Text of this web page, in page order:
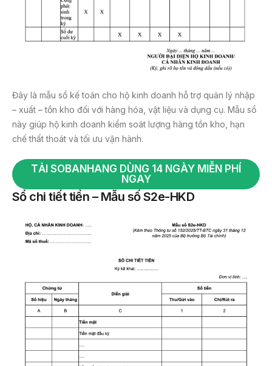
Đây là mẫu sổ kế toán cho hộ kinh doanh hỗ trợ quản lý nhập
– xuất – tồn kho đối với hàng hóa, vật liệu và dụng cụ. Mẫu sổ
này giúp hộ kinh doanh kiểm soát lượng hàng tồn kho, hạn
chế thất thoát và tối ưu vận hành.
TẢI SOBANHANG DÙNG 14 NGÀY MIỄN PHÍ
NGAY
Sổ chi tiết tiền – Mẫu số S2e-HKD